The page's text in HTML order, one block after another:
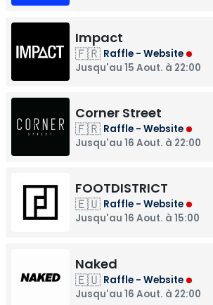
Impact
🇫🇷 Raffle - Website
Jusqu'au 15 Aout. à 22:00
Corner Street
🇫🇷 Raffle - Website
Jusqu'au 16 Aout. à 22:00
FOOTDISTRICT
🇪🇺 Raffle - Website
Jusqu'au 16 Aout. à 15:00
Naked
🇪🇺 Raffle - Website
Jusqu'au 16 Aout. à 22:00